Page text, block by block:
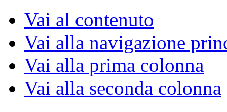
Vai al contenuto
Vai alla navigazione
Vai alla prima colonna
Vai alla seconda colonna